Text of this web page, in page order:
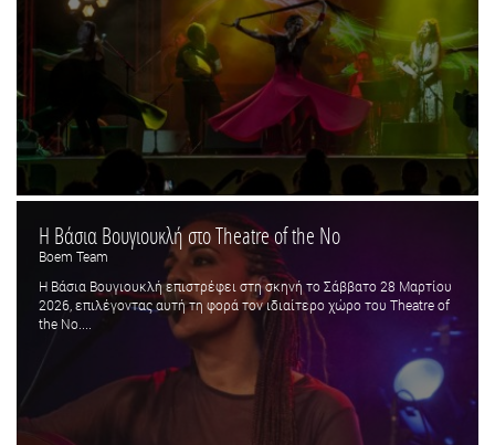
Η Βάσια Βουγιουκλή στο Theatre of the No
Boem Team
Η Βάσια Βουγιουκλή επιστρέφει στη σκηνή το Σάββατο 28 Μαρτίου
2026, επιλέγοντας αυτή τη φορά τον ιδιαίτερο χώρο του Theatre of
the No....